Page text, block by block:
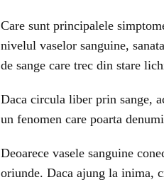
Care sunt principalele
nivelul vaselor sanguine,
de sange care trec din stare
Daca circula liber prin sange,
un fenomen care poarta
Deoarece vasele sanguine
oriunde. Daca ajung la inima,